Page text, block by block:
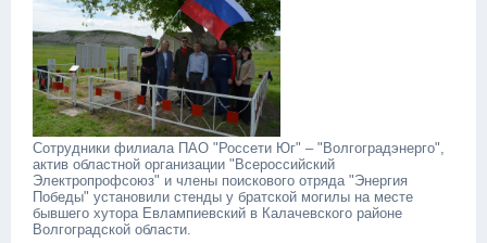
Сотрудники филиала ПАО "Россети Юг" – "Волгоградэнерго",
актив областной организации "Всероссийский
Электропрофсоюз" и члены поискового отряда "Энергия
Победы" установили стенды у братской могилы на месте
бывшего хутора Евлампиевский в Калачевского районе
Волгоградской области.